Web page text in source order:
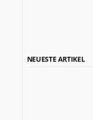
NEUESTE ARTIKEL
Kultur